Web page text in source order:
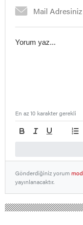
En az 10 karakter gerekli
Gönderdiğiniz yorum
yayınlanacaktır.